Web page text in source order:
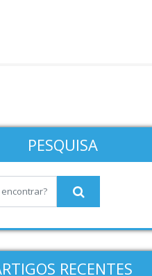
PESQUISA
RECENTES